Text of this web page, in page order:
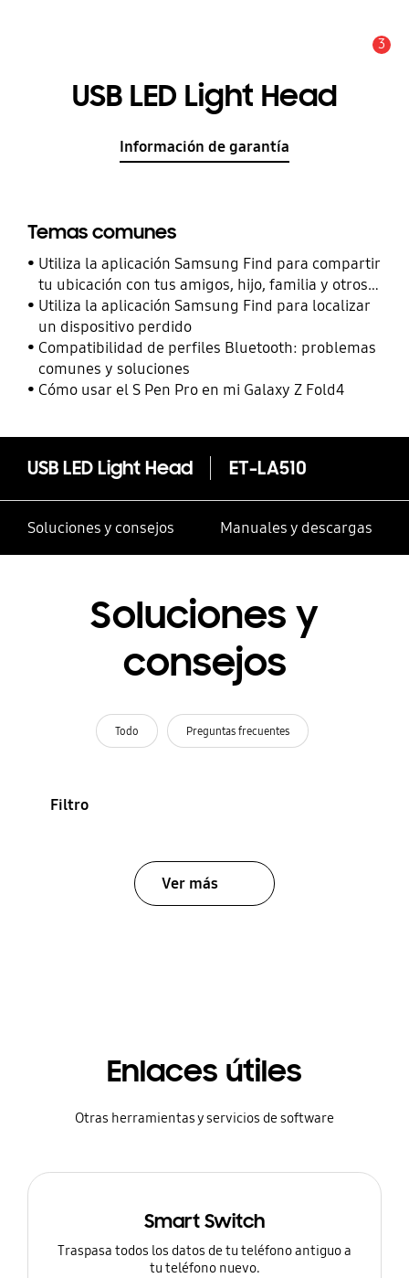
3
USB LED Light Head
Información de garantía
Temas comunes
Utiliza la aplicación Samsung Find para compartir
tu ubicación con tus amigos, hijo, familia y otros
contactos
Utiliza la aplicación Samsung Find para localizar
un dispositivo perdido
Compatibilidad de perfiles Bluetooth: problemas
comunes y soluciones
Cómo usar el S Pen Pro en mi Galaxy Z Fold4
USB LED Light Head ET-LA510
Soluciones y consejos Manuales y descargas
Soluciones y
consejos
Todo Preguntas frecuentes
Filtro
Ver más
Enlaces útiles
Otras herramientas y servicios de software
Smart Switch
Traspasa todos los datos de tu teléfono antiguo a
tu teléfono nuevo.